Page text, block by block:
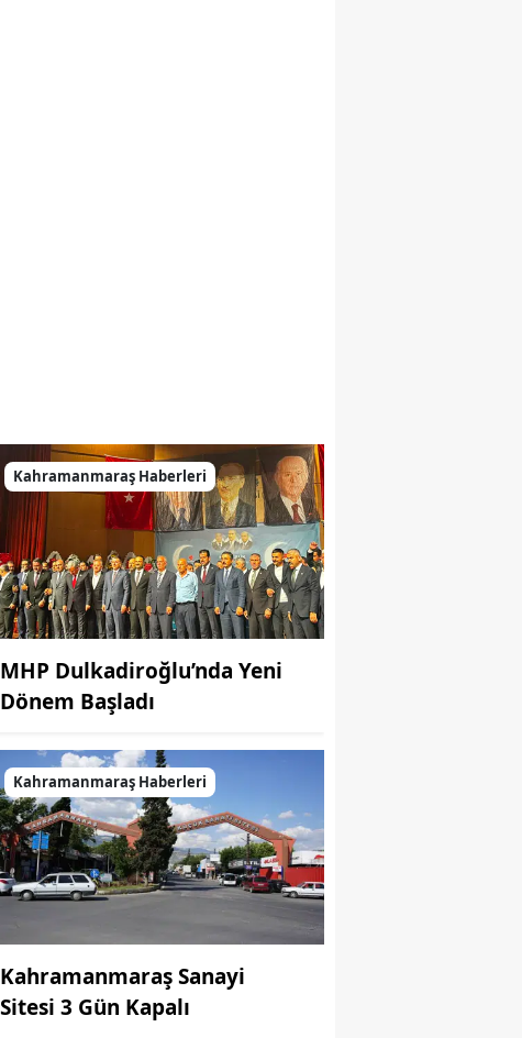
Kahramanmaraş Haberleri
MHP Dulkadiroğlu’nda Yeni
Dönem Başladı
Kahramanmaraş Haberleri
Kahramanmaraş Sanayi
Sitesi 3 Gün Kapalı